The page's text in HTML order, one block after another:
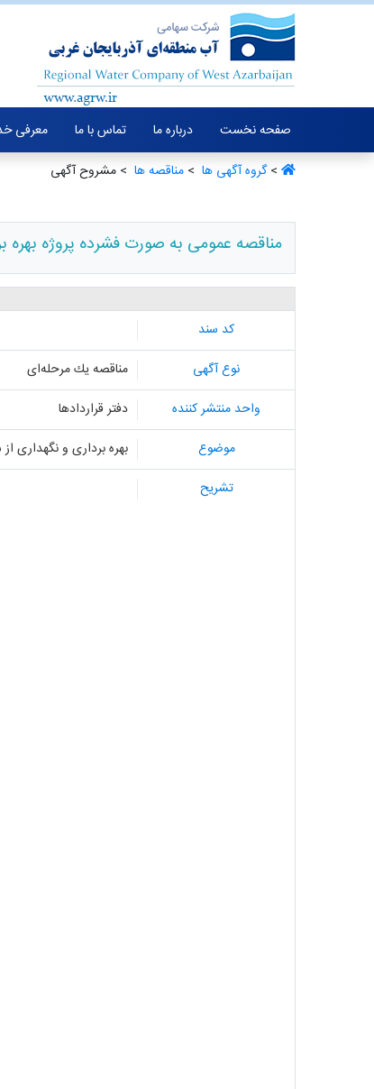
صفحه نخست درباره ما تماس با ما معرفی
>گروه آگهی ها ‏ > مناقصه ها ‏ > مشروح آگهی
مناقصه عمومی به صورت فشرده پروژه
کد سند
نوع آگهی
مناقصه یك مرحله‌ای
واحد منتشر کننده
دفتر قراردادها
موضوع
بهره برداری و
تشریح